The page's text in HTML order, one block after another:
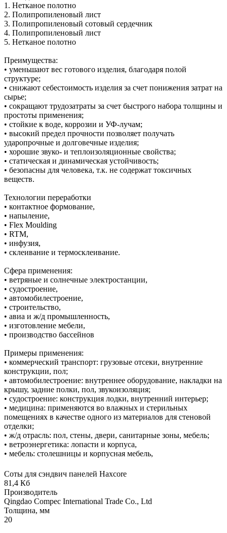
1. Нетканое полотно
2. Полипропиленовый лист
3. Полипропиленовый сотовый сердечник
4. Полипропиленовый лист
5. Нетканое полотно
Преимущества:
• уменьшают вес готового изделия, благодаря полой
структуре;
• снижают себестоимость изделия за счет понижения затрат на
сырье;
• сокращают трудозатраты за счет быстрого набора толщины и
простоты применения;
• стойкие к воде, коррозии и УФ-лучам;
• высокий предел прочности позволяет получать
ударопрочные и долговечные изделия;
• хорошие звуко- и теплоизоляционные свойства;
• статическая и динамическая устойчивость;
• безопасны для человека, т.к. не содержат токсичных
веществ.
Технологии переработки
• контактное формование,
• напыление,
• Flex Moulding
• RTM,
• инфузия,
• склеивание и термосклеивание.
Сфера применения:
• ветряные и солнечные электростанции,
• судостроение,
• автомобилестроение,
• строительство,
• авиа и ж/д промышленность,
• изготовление мебели,
• производство бассейнов
Примеры применения:
• коммерческий транспорт: грузовые отсеки, внутренние
конструкции, пол;
• автомобилестроение: внутреннее оборудование, накладки на
крышу, задние полки, пол, звукоизоляция;
• судостроение: конструкция лодки, внутренний интерьер;
• медицина: применяются во влажных и стерильных
помещениях в качестве одного из материалов для стеновой
отделки;
• ж/д отрасль: пол, стены, двери, санитарные зоны, мебель;
• ветроэнергетика: лопасти и корпуса,
• мебель: столешницы и корпусная мебель,
Соты для сэндвич панелей Haxcore
81,4 Кб
Производитель
Qingdao Compec International Trade Co., Ltd
Толщина, мм
20